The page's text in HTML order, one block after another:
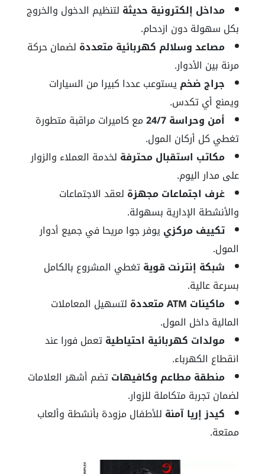
مداخل إلكترونية حديثة لتنظيم الدخول والخروج
بكل سهولة دون ازدحام.
مصاعد وسلالم كهربائية متعددة لضمان حركة
مرنة بين الأدوار.
جراج ضخميستوعب عددا كبيرا من السيارات
ويمنع أي تكدس.
أمن وحراسة 24/7
مع كاميرات مراقبة متطورة
تغطي كل أركان المول.
مكاتب استقبال محترفة لخدمة العملاء والزوار
على مدار اليوم.
غرف اجتماعات مجهزة لعقد الاجتماعات
والأنشطة الإدارية بسهولة.
تكييف مركزييوفر جوا مريحا في جميع أدوار
المول.
شبكة إنترنت قويةتغطي المشروع بالكامل
بسرعة عالية.
ماكينات ATM متعددة
لتسهيل المعاملات
المالية داخل المول.
مولدات كهربائية احتياطيةتعمل فورا عند
انقطاع الكهرباء.
منطقة مطاعم وكافيهاتتضم أشهر العلامات
لضمان تجربة متكاملة للزوار.
كيدز إريا آمنة للأطفال مزودة بأنشطة وألعاب
ممتعة.